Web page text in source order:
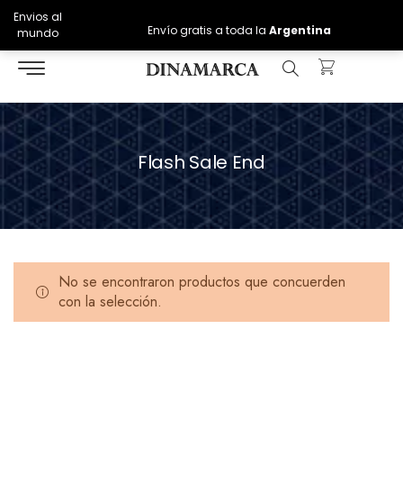
Envios al
mundo
Envío gratis a toda la Argentina
Flash Sale End
No se encontraron productos que concuerden
con la selección.